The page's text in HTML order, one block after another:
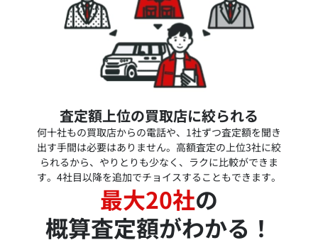
査定額上位の買取店に絞られる
何十社もの買取店からの電話や、1社ずつ査定額を聞き
出す手間は必要はありません。高額査定の上位3社に絞
られるから、やりとりも少なく、ラクに比較ができま
す。4社目以降を追加でチョイスすることもできます。
最大20社の
概算査定額がわかる！